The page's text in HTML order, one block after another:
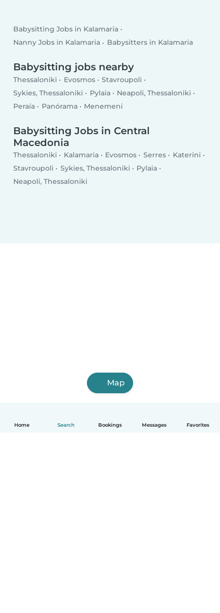
Home Search Bookings Messages Favorites
Babysitting Jobs in Kalamaria
Nanny Jobs in Kalamaria
Babysitters in Kalamaria
Babysitting jobs nearby
Thessaloniki Evosmos
Stavroupoli
Sykies, Thessaloniki
Pylaia
Neapoli, Thessaloniki
Peraía
Panórama Menemeni
Babysitting Jobs in Central
Macedonia
Thessaloniki Kalamaria Evosmos Serres
Katerini
Stavroupoli
Sykies, Thessaloniki
Pylaia
Neapoli, Thessaloniki
Map